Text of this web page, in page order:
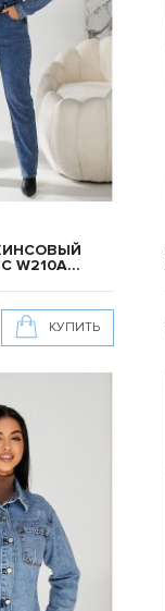
W210A...
КУПИТЬ